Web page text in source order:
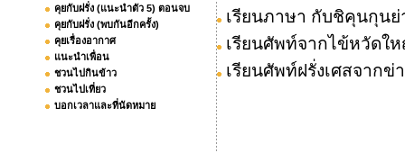
คุยกับฝรั่ง (แนะนำตัว 5) ตอนจบ
คุยกับฝรั่ง (พบกันอีกครั้ง)
คุยเรื่องอากาศ
แนะนำเพื่อน
ชวนไปกินข้าว
ชวนไปเที่ยว
บอกเวลาและที่นัดหมาย
เรียนภาษา กับชิคุนกุนย่
เรียนศัพท์จากไข้หวัดใ
เรียนศัพท์ฝรั่งเศสจากข่